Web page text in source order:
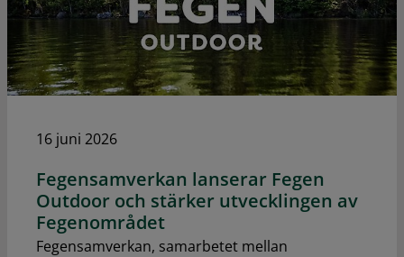
16 juni 2026
Fegensamverkan lanserar Fegen
Outdoor och stärker utvecklingen av
Fegenområdet
Fegensamverkan, samarbetet mellan